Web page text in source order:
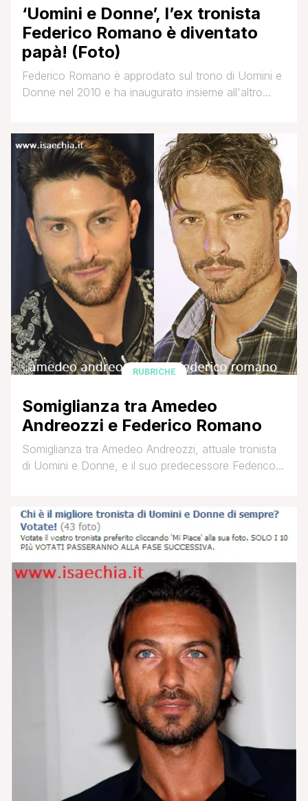
‘Uomini e Donne’, l’ex tronista
Federico Romano è diventato
papà! (Foto)
Federico Romano è approdato sul trono di Uomini e
Donne nel 2010 e ha inaugurato insieme all'altro
40 anni d'età. Il percorso di Federico all'interno del
programma condotto da Maria De Filippi è terminato
con un finale decisamente atipico: [']
RUBRICHE
Somiglianza tra Amedeo
Andreozzi e Federico Romano
Somiglianza tra Amedeo Andreozzi, attuale tronista
di Uomini e Donne, e il suo predecessore Federico